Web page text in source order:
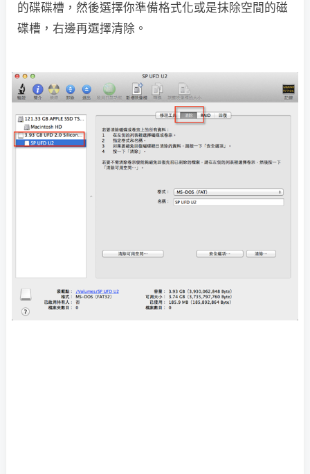
的碟碟槽，然後選擇你準備格式化或是抹除空間的磁
碟槽，右邊再選擇清除。